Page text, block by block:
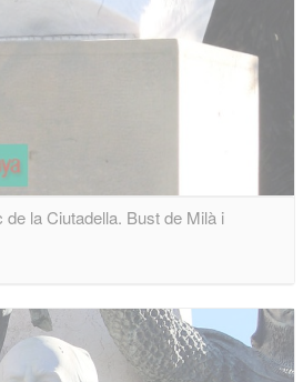
la Ciutadella. Bust de Milà i